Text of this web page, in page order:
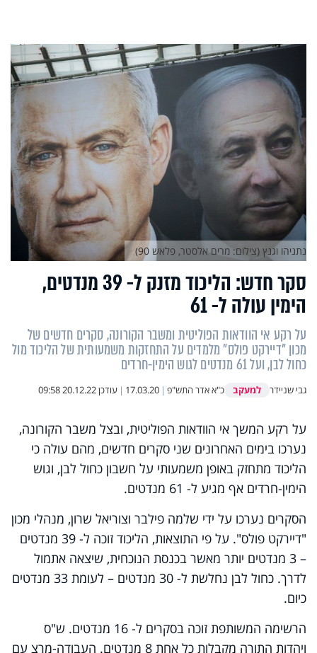
סקר חדש: הליכוד מזנק ל- 39 מנדטים,
הימין עולה ל- 61
על רקע אי הוודאות הפוליטית ומשבר הקורונה, סקרים חדשים של
מכון "דיירקט פולס" מלמדים על התחזקות משמעותית של הליכוד מול
כחול לבן, ועל 61 מנדטים לגוש הימין-חרדים
גבי שניידר למעקב כ"א אדר התש"פ |
17.03.20
| עודכן20.12.22 09:58
נתניהו וגנץ (צילום: מרים אלסטר, פלאש 90)
על רקע המשך אי הוודאות הפוליטית, ובצל משבר הקורונה,
נערכו בימים האחרונים שני סקרים חדשים, מהם עולה כי
הליכוד מתחזק באופן משמעותי על חשבון כחול לבן, וגוש
הימין-חרדים אף מגיע ל- 61 מנדטים.
הסקרים נערכו על ידי שלמה פילבר וצוריאל שרון, מנהלי מכון
"דיירקט פולס". על פי התוצאות, הליכוד זוכה ל- 39 מנדטים
– 3 מנדטים יותר מאשר בכנסת הנוכחית, שיצאה אתמול
לדרך. כחול לבן נחלשת ל- 30 מנדטים – לעומת 33 מנדטים
כיום.
הרשימה המשותפת זוכה בסקרים ל- 16 מנדטים. ש"ס
ויהדות התורה מקבלות כל אחת 8 מנדטים. העבודה-מרצ עם